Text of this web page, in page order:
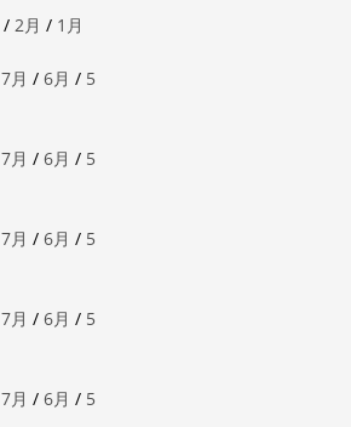
/ 2月 / 1月
7月 / 6月 / 5
7月 / 6月 / 5
7月 / 6月 / 5
7月 / 6月 / 5
7月 / 6月 / 5